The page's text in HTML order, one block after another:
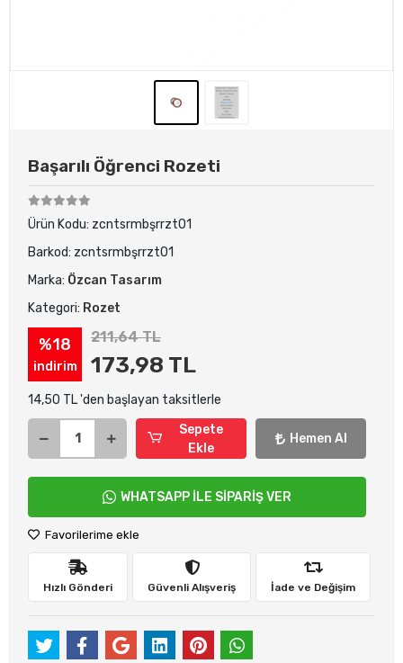
Başarılı Öğrenci Rozeti
Ürün Kodu: zcntsrmbşrrzt01
Barkod: zcntsrmbşrrzt01
Marka: Özcan Tasarım
Kategori: Rozet
%18
indirim
211,64 TL
173,98 TL
14,50 TL 'den başlayan taksitlerle
Sepete
Ekle
Hemen Al
WHATSAPP İLE SİPARİŞ VER
Favorilerime ekle
Hızlı Gönderi Güvenli Alışveriş İade ve Değişim